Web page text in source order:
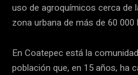
uso de agroquímicos cerca de
zona urbana de más de 60 000
En Coatepec está la
población que, en 15 años, ha